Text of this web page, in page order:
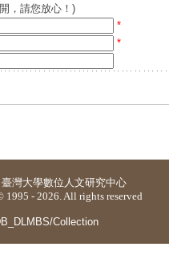
，請您放心！)
*
*
臺灣大學數位人文研究中心
- 2026. All rights reserved
Collection